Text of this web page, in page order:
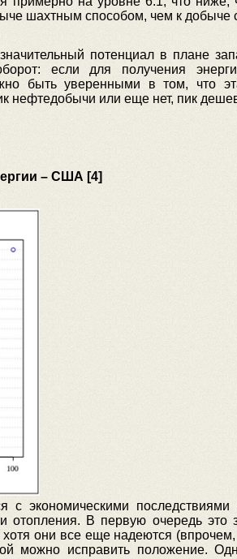
шахтным способом, чем к
потенциал в плане
если для получения
быть уверенными в том, что
нефтедобычи или еще нет, пик
– США [4]
с экономическими
отопления. В первую очередь
они все еще надеются (впрочем,
можно исправить положение.